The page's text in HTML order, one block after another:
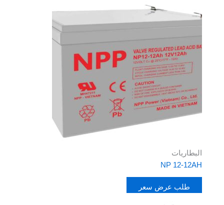
البطاريات
NP 12-12AH
طلب عرض سعر